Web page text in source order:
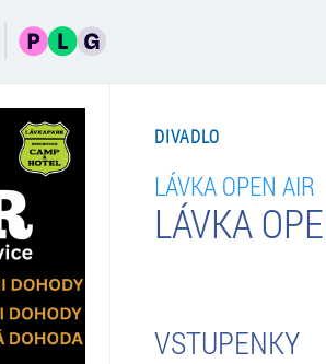
DIVADLO
LÁVKA OPEN AIR
LÁVKA
VSTUPENKY